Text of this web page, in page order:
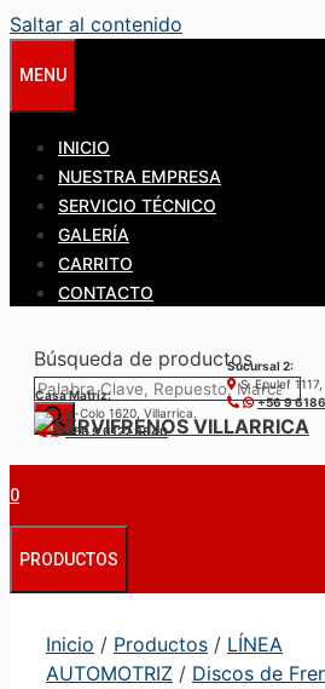
Saltar al contenido
MENU
INICIO
NUESTRA EMPRESA
SERVICIO TÉCNICO
GALERÍA
CARRITO
CONTACTO
Búsqueda de productos
Casa Matríz:
Colo-Colo 1620, Villarrica.
+56 9 6122 3840
Sucursal 2:
S. Epulef
+56 9
0
PRODUCTOS
Inicio / Productos / LÍNEA
AUTOMOTRIZ / Discos de